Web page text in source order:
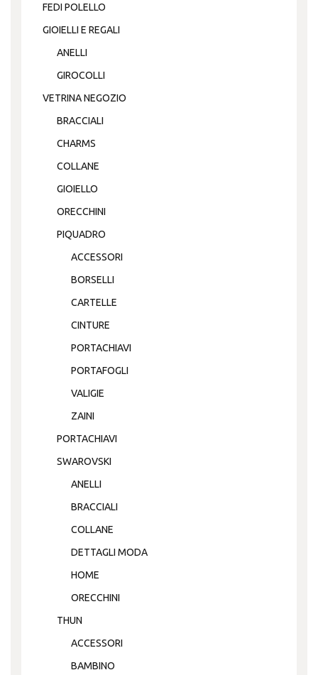
FEDI POLELLO
GIOIELLI E REGALI
ANELLI
GIROCOLLI
VETRINA NEGOZIO
BRACCIALI
CHARMS
COLLANE
GIOIELLO
ORECCHINI
PIQUADRO
ACCESSORI
BORSELLI
CARTELLE
CINTURE
PORTACHIAVI
PORTAFOGLI
VALIGIE
ZAINI
PORTACHIAVI
SWAROVSKI
ANELLI
BRACCIALI
COLLANE
DETTAGLI MODA
HOME
ORECCHINI
THUN
ACCESSORI
BAMBINO